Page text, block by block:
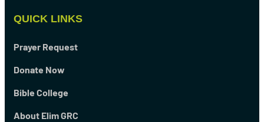
QUICK LINKS
Prayer Request
Donate Now
Bible College
About Elim GRC